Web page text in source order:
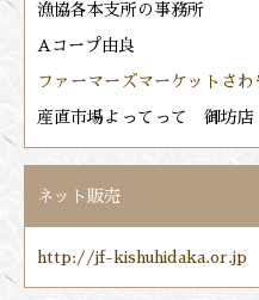
漁協各本支所の事務所
Aコープ由良
ファーマーズマーケットさわ
産直市場よってって 御坊店
ネット販売
http://jf-kishuhidaka.or.jp